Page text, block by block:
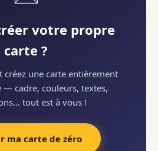
votre propre
carte ?
créez une carte entièrement
— cadre, couleurs, textes,
tout est à vous !
ma carte de zéro